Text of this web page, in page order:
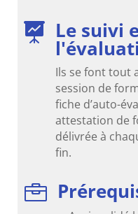
 Le suivi
Ils se font tout
session de
fiche d’auto-
attestation de
délivrée à
fin.
